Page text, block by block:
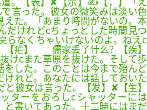
道。【表】✘【示】✍【，】「え
言った。彼女の微笑みは淡い色
えた。「あまり時間がないの。本
だけれどcちょっとした時間見つ
らなくちゃいけないのよ。ねえc
【疟】 儒家丢了什么？【疾】
けcまた草原を抜けた。そして歩
をした。このことは今まで殆んど
れど。あなたには話しておいた
と彼女は言った。【发】✘【生】
ターをおろしcシャッターには
と書いてあった。十二時にはまだ